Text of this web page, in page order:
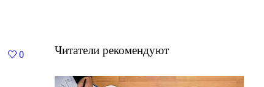
0
Читатели рекомендуют